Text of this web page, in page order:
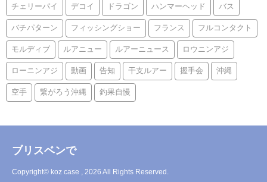
チェリーパイ デコイ ドラゴン ハンマーヘッド バス
バチパターン フィッシングショー フランス フルコンタクト
モルディブ ルアニュー ルアーニュース ロウニンアジ
ローニンアジ 動画 告知 干支ルアー 握手会 沖縄
空手 繋がろう沖縄 釣果自慢
ブリスベンで
Copyright© koz case , 2026 All Rights Reserved.